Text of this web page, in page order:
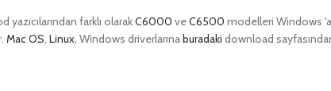
farklı olarakC6000 veC6500 modelleri Windows
Mac OS, Linux, Windows driverlarınaburadaki download